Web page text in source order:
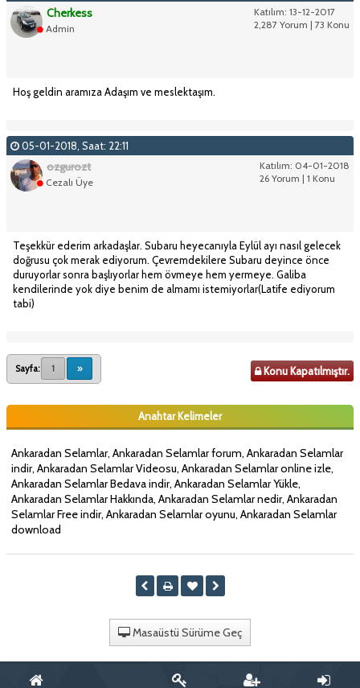
Katılım: 13-12-2017
2,287 Yorum | 73 Konu
Cherkess
Admin
Hoş geldin aramıza Adaşım ve meslektaşım.
05-01-2018, Saat: 22:11
Katılım: 04-01-2018
26 Yorum | 1 Konu
ozgurozt
Cezalı Üye
Teşekkür ederim arkadaşlar. Subaru heyecanıyla Eylül ayı nasıl gelecek
doğrusu çok merak ediyorum. Çevremdekilere Subaru deyince önce
duruyorlar sonra başlıyorlar hem övmeye hem yermeye. Galiba
kendilerinde yok diye benim de almamı istemiyorlar(Latife ediyorum
tabi)
Sayfa: 1 » Konu Kapatılmıştır.
Anahtar Kelimeler
Ankaradan Selamlar, Ankaradan Selamlar forum, Ankaradan Selamlar
indir, Ankaradan Selamlar Videosu, Ankaradan Selamlar online izle,
Ankaradan Selamlar Bedava indir, Ankaradan Selamlar Yükle,
Ankaradan Selamlar Hakkında, Ankaradan Selamlar nedir, Ankaradan
Selamlar Free indir, Ankaradan Selamlar oyunu, Ankaradan Selamlar
download
Masaüstü Sürüme Geç